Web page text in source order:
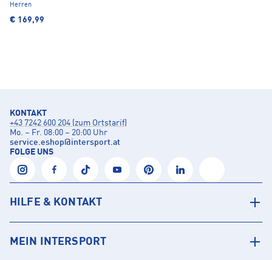
Herren
€ 169,99
KONTAKT
+43 7242 600 204 (zum Ortstarif)
Mo. – Fr. 08:00 – 20:00 Uhr
service.eshop@intersport.at
FOLGE UNS
HILFE & KONTAKT
MEIN INTERSPORT